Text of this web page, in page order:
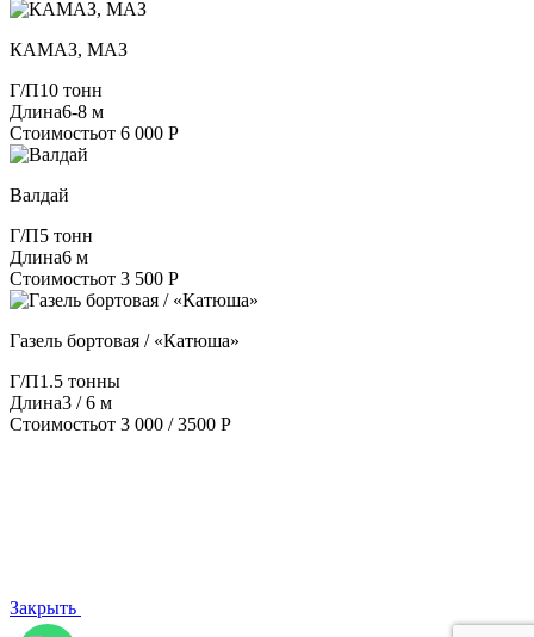
КАМАЗ, МАЗ
Г/П10 тонн
Длина6-8 м
Стоимостьот 6 000 Р
Валдай
Г/П5 тонн
Длина6 м
Стоимостьот 3 500 Р
Газель бортовая / «Катюша»
Г/П1.5 тонны
Длина3 / 6 м
Стоимостьот 3 000 / 3500 Р
Закрыть